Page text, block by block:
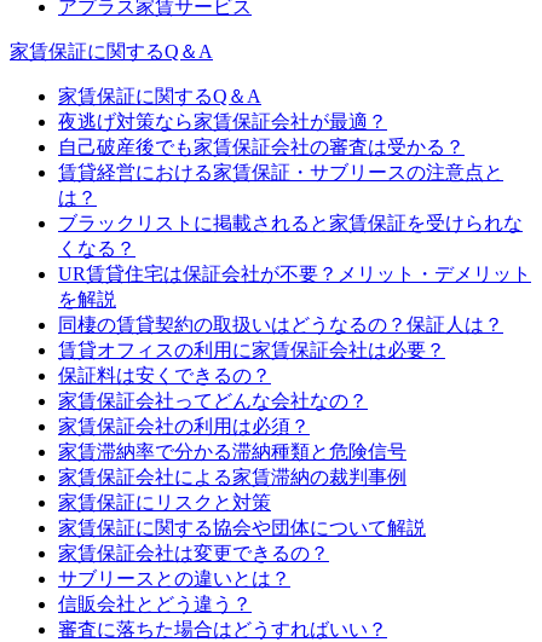
アプラス家賃サービス
家賃保証に関するQ＆A
家賃保証に関するQ＆A
夜逃げ対策なら家賃保証会社が最適？
自己破産後でも家賃保証会社の審査は受かる？
賃貸経営における家賃保証・サブリースの注意点と
は？
ブラックリストに掲載されると家賃保証を受けられな
くなる？
UR賃貸住宅は保証会社が不要？メリット・デメリット
を解説
同棲の賃貸契約の取扱いはどうなるの？保証人は？
賃貸オフィスの利用に家賃保証会社は必要？
保証料は安くできるの？
家賃保証会社ってどんな会社なの？
家賃保証会社の利用は必須？
家賃滞納率で分かる滞納種類と危険信号
家賃保証会社による家賃滞納の裁判事例
家賃保証にリスクと対策
家賃保証に関する協会や団体について解説
家賃保証会社は変更できるの？
サブリースとの違いとは？
信販会社とどう違う？
審査に落ちた場合はどうすればいい？